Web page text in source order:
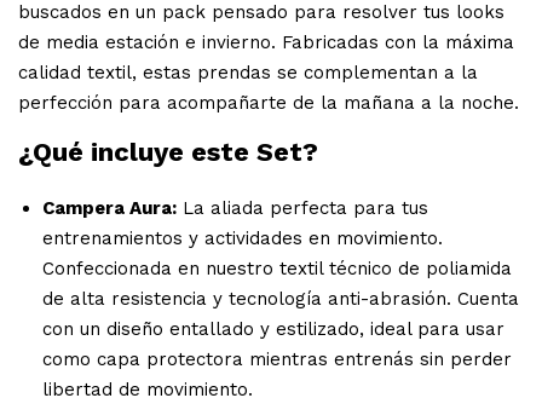
buscados en un pack pensado para resolver tus looks
de media estación e invierno. Fabricadas con la máxima
calidad textil, estas prendas se complementan a la
perfección para acompañarte de la mañana a la noche.
¿Qué incluye este Set?
Campera Aura: La aliada perfecta para tus
entrenamientos y actividades en movimiento.
Confeccionada en nuestro textil técnico de poliamida
de alta resistencia y tecnología anti-abrasión. Cuenta
con un diseño entallado y estilizado, ideal para usar
como capa protectora mientras entrenás sin perder
libertad de movimiento.